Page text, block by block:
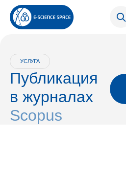
УСЛУГА
Публикация
в журналах
Scopus